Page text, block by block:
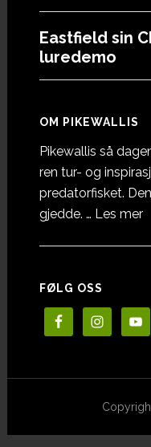
Eastfield sin
luredemo
OM PIKEWALLIS
Pikewallis så
ren tur- og
predatorfisket.
gjedde. … Les mer
FØLG OSS